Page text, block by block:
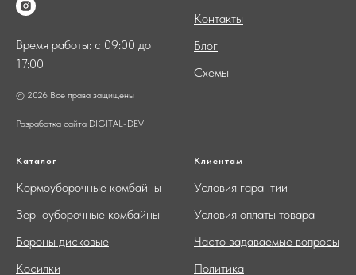
Время работы: с 09:00 до
17:00
© 2026 Все права защищены
Разработка сайта DIGITAL-DEV
Контакты
Блог
Схемы
Каталог
Кормоуборочные комбайны
Зерноуборочные комбайны
Бороны дисковые
Косилки
Клиентам
Условия гарантии
Условия оплаты товара
Часто задаваемые вопросы
Политика